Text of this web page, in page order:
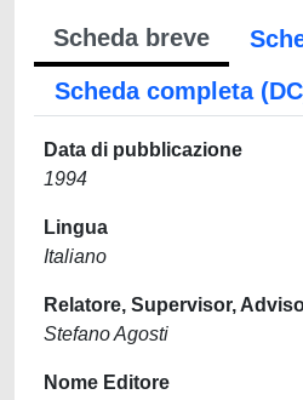
Scheda breve
Scheda completa
Data di pubblicazione
1994
Lingua
Italiano
Relatore, Supervisor,
Stefano Agosti
Nome Editore